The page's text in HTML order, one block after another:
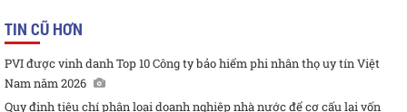
TIN CŨ HƠN
PVI được vinh danh Top 10 Công ty bảo hiểm phi nhân thọ uy tín Việt
Nam năm 2026
Quy định tiêu chí phân loại doanh nghiệp nhà nước để cơ cấu lại vốn